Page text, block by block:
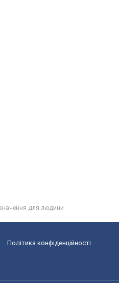
значення для людини
Політика конфіденційності